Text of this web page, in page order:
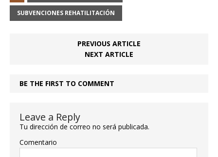
SUBVENCIONES REHATILITACIÓN
PREVIOUS ARTICLE
NEXT ARTICLE
BE THE FIRST TO COMMENT
Leave a Reply
Tu dirección de correo no será publicada.
Comentario